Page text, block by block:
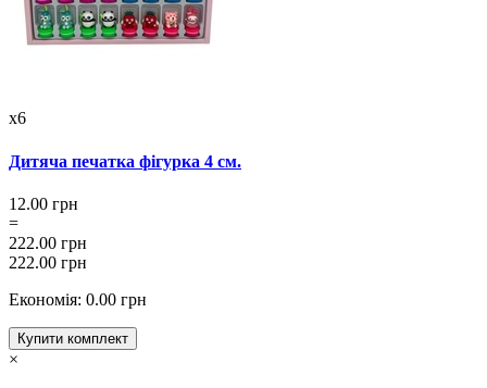
x6
Дитяча печатка фігурка 4 см.
12.00 грн
=
222.00 грн
222.00 грн
Економія: 0.00 грн
Купити комплект
×